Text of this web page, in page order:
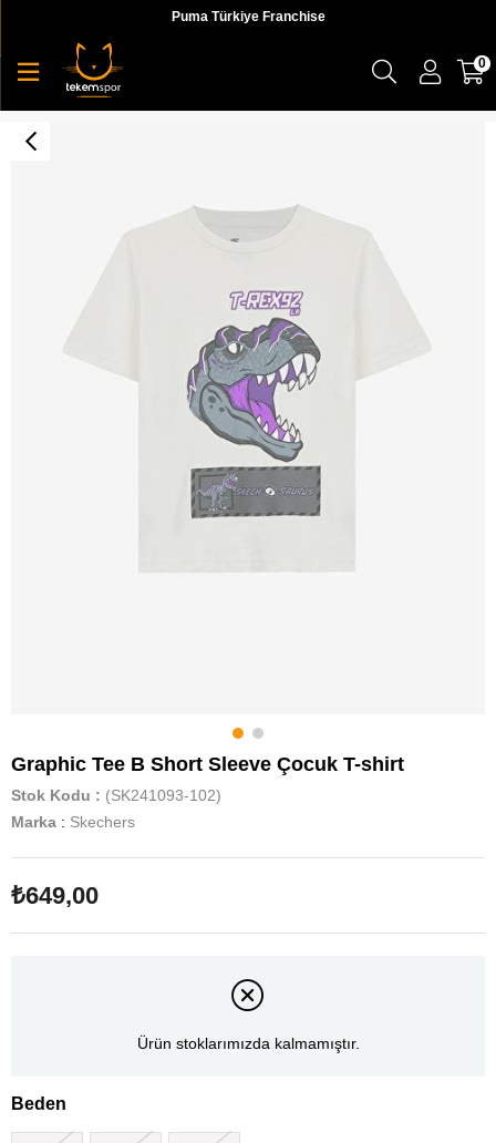
Puma Türkiye Franchise
0
Graphic Tee B Short Sleeve Çocuk T-shirt
Stok Kodu
(SK241093-102)
Marka : Skechers
₺649,00
Ürün stoklarımızda kalmamıştır.
Beden